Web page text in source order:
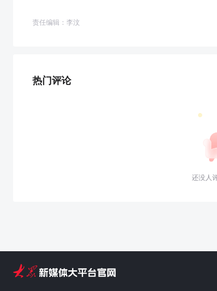
责任编辑：李汶
热门评论
还没人